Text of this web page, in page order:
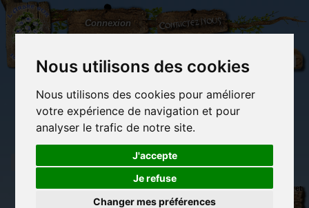
Nous utilisons des cookies
Nous utilisons des cookies pour améliorer
votre expérience de navigation et pour
analyser le trafic de notre site.
J'accepte
Je refuse
Changer mes préférences
L'Arbre
aux
100.000
Connexion Contactez-nous
(vide)
Librairie des
Carterie
originale
Activités
détente et jeux
Objets déco et